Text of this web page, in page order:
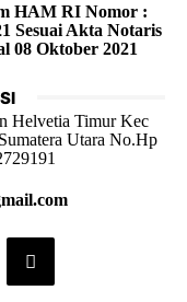
HAM RI Nomor :
Sesuai Akta Notaris
08 Oktober 2021
Helvetia Timur Kec
Utara No.Hp